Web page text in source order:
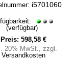
i5701060
(verfügbar)
Preis: 598,58 €
20% MwSt., zzgl.
Versandkosten